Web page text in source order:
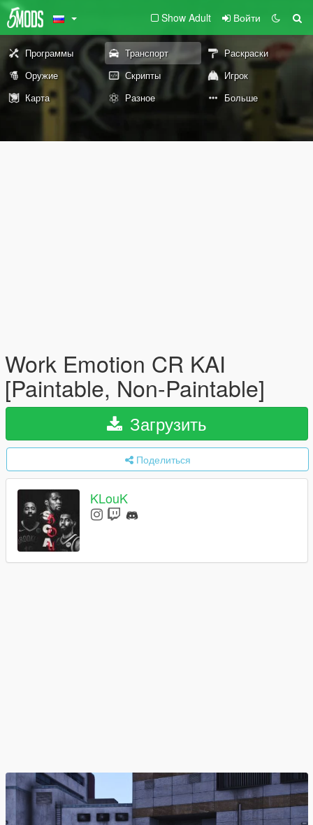
Show Adult Войти
Программы Транспорт
Раскраски
Оружие
Скрипты
Игрок
Карта
Разное Больше
Work Emotion CR KAI
[Paintable, Non-Paintable]
Загрузить
Поделиться
KLouK